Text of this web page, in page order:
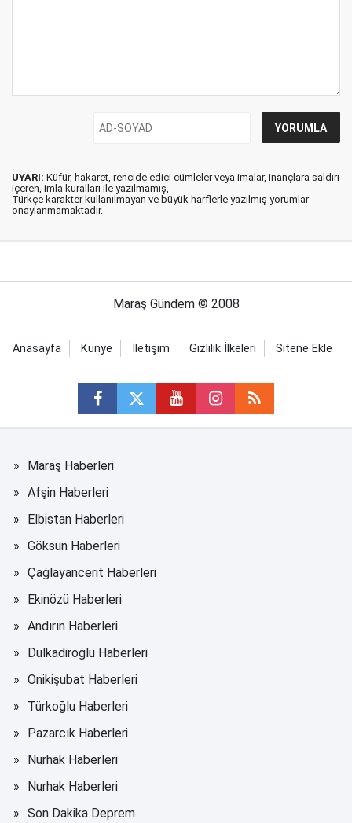
UYARI: Küfür, hakaret, rencide edici cümleler veya imalar, inançlara saldırı
içeren, imla kuralları ile yazılmamış,
Türkçe karakter kullanılmayan ve büyük harflerle yazılmış yorumlar
onaylanmamaktadır.
Maraş Gündem © 2008
Anasayfa Künye İletişim Gizlilik İlkeleri Sitene Ekle
Maraş Haberleri
Afşin Haberleri
Elbistan Haberleri
Göksun Haberleri
Çağlayancerit Haberleri
Ekinözü Haberleri
Andırın Haberleri
Dulkadiroğlu Haberleri
Onikişubat Haberleri
Türkoğlu Haberleri
Pazarcık Haberleri
Nurhak Haberleri
Nurhak Haberleri
Son Dakika Deprem